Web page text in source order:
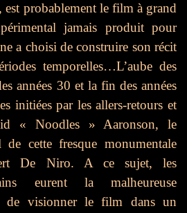
est probablement le film à grand
jamais produit pour
a choisi de construire son récit
temporelles…L’aube des
années 30 et la fin des années
initiées par les allers-retours et
« Noodles » Aaronson, le
de cette fresque monumentale
De Niro. A ce sujet, les
eurent la malheureuse
de visionner le film dans un